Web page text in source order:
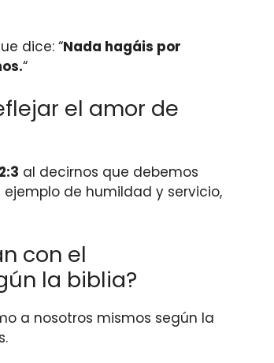
dice: “Nada hagáis por
“
el amor de
al decirnos que debemos
de humildad y servicio,
con el
la biblia?
a nosotros mismos según la